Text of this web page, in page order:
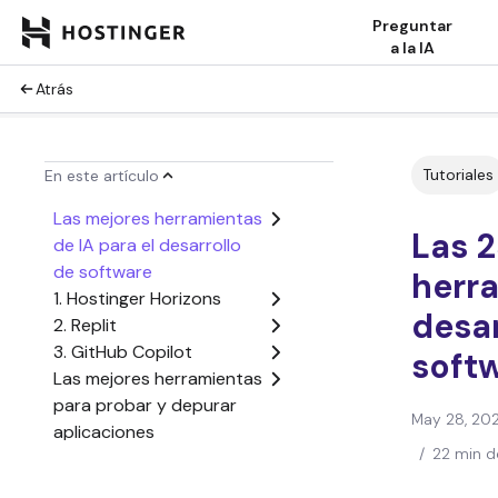
Preguntar
a la IA
Atrás
En este artículo
Las mejores herramientas
de IA para el desarrollo
de software
1. Hostinger Horizons
2. Replit
3. GitHub Copilot
Las mejores herramientas
para probar y depurar
aplicaciones
Tutoriales
Las
May 28,
/ 22 min